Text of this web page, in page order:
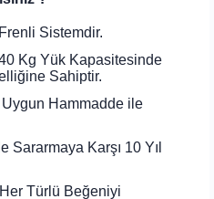
Sistemdir.
Kg Yük Kapasitesinde
Sahiptir.
Hammadde ile
Sararmaya Karşı 10 Yıl
Türlü Beğeniyi